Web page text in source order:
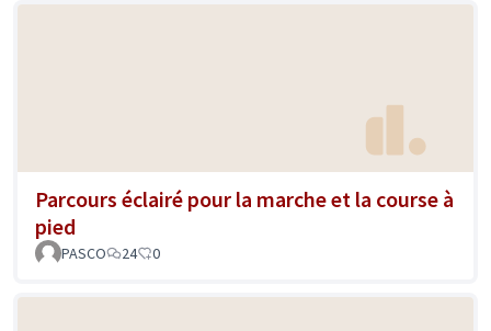
Parcours éclairé pour la marche et la course à
pied
PASCO 24 0